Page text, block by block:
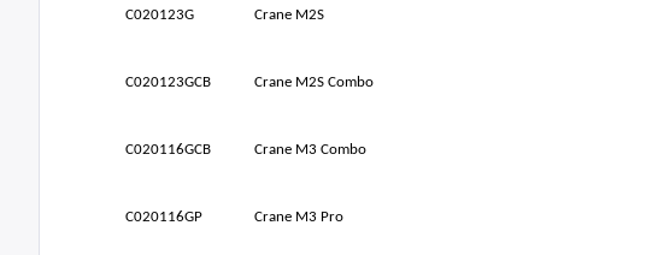
C020123G Crane M2S
C020123GCB Crane M2S Combo
C020116GCB Crane M3 Combo
C020116GP Crane M3 Pro